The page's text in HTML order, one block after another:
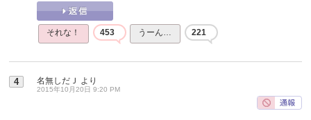
それな！ 453 うーん… 221
4 名無しだＪ より
2015年10月20日 9:20 PM